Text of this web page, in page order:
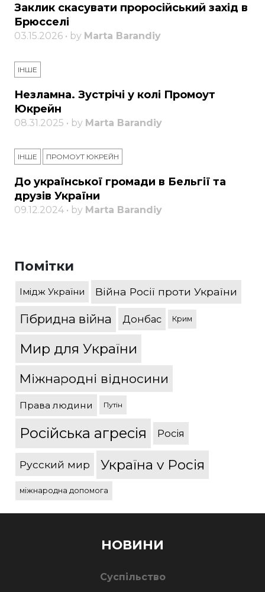
Заклик скасувати проросійський захід в
Брюсселі
03.15.2026 • by Marta Barandiy
ІНШЕ
Незламна. Зустрічі у колі Промоут
Юкрейн
08.31.2025 • by Marta Barandiy
ІНШЕ ПРОМОУТ ЮКРЕЙН
До української громади в Бельгії та
друзів України
09.12.2024 • by Marta Barandiy
Помітки
Імідж України Війна Росії проти України
Гібридна війна Донбас Крим
Мир для України
Міжнародні відносини
Права людини Путін
Російська агресія Росія
Русский мир Україна v Росія
міжнародна допомога
НОВИНИ
Суспільство